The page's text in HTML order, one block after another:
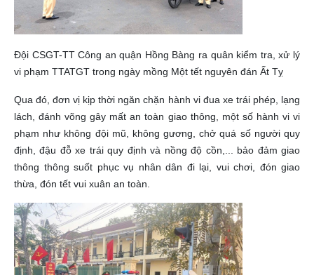
Đội CSGT-TT Công an quận Hồng Bàng ra quân kiểm tra, xử lý
vi phạm TTATGT trong ngày mồng Một tết nguyên đán Ất Tỵ
Qua đó, đơn vị kịp thời ngăn chặn hành vi đua xe trái phép, lạng
lách, đánh võng gây mất an toàn giao thông, một số hành vi vi
phạm như không đội mũ, không gương, chở quá số người quy
định, đậu đỗ xe trái quy định và nồng độ cồn,... bảo đảm giao
thông thông suốt phục vụ nhân dân đi lại, vui chơi, đón giao
thừa, đón tết vui xuân an toàn.